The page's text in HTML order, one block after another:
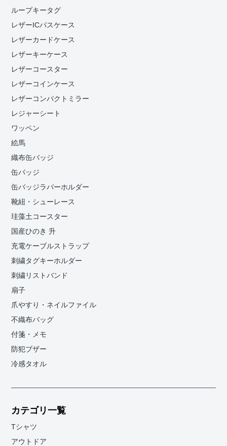
ループキータグ
レザーICパスケース
レザーカードケース
レザーキーケース
レザーコースター
レザーコインケース
レザーコンパクトミラー
レジャーシート
ワッペン
絵馬
織布缶バッジ
缶バッジ
缶バッジラバーホルダー
靴紐・シューレース
珪藻土コースター
国産ひのき 升
充電ケーブルストラップ
刺繍タグキーホルダー
刺繍リストバンド
扇子
爪やすり・ネイルファイル
不織布バッグ
付箋・メモ
防犯ブザー
冷感タオル
カテゴリ一覧
Tシャツ
アウトドア